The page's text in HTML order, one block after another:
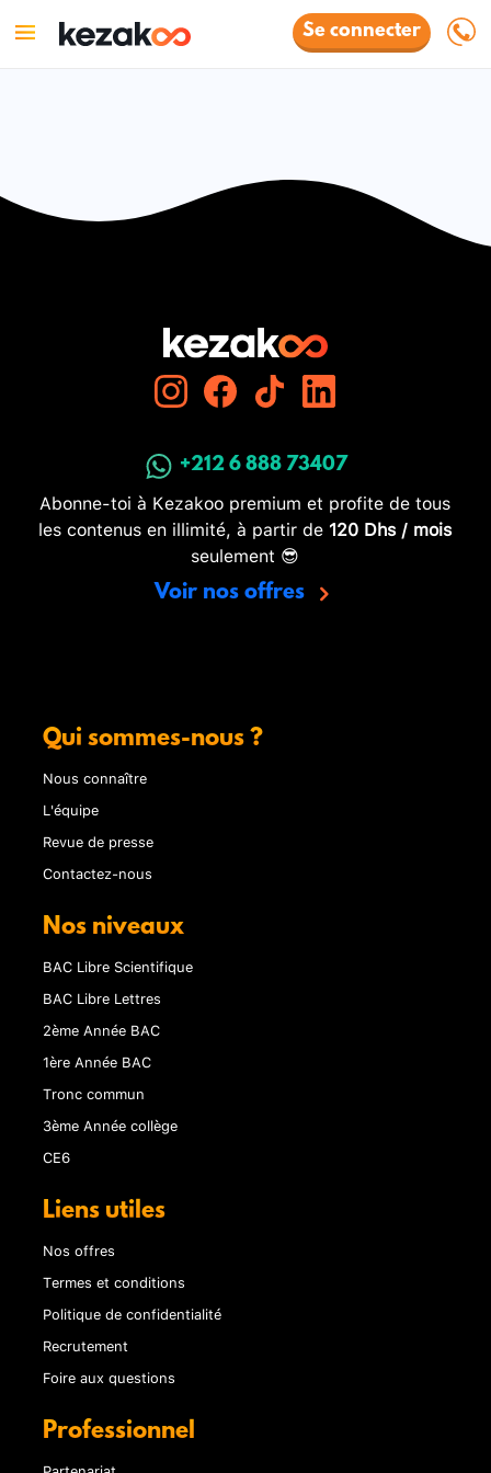
Se connecter
+212 6 888 73407
Abonne-toi à Kezakoo premium et profite de tous
les contenus en illimité, à partir de 120 Dhs / mois
seulement 😎
Voir nos offres
Qui sommes-nous ?
Nous connaître
L'équipe
Revue de presse
Contactez-nous
Nos niveaux
BAC Libre Scientifique
BAC Libre Lettres
2ème Année BAC
1ère Année BAC
Tronc commun
3ème Année collège
CE6
Liens utiles
Nos offres
Termes et conditions
Politique de confidentialité
Recrutement
Foire aux questions
Professionnel